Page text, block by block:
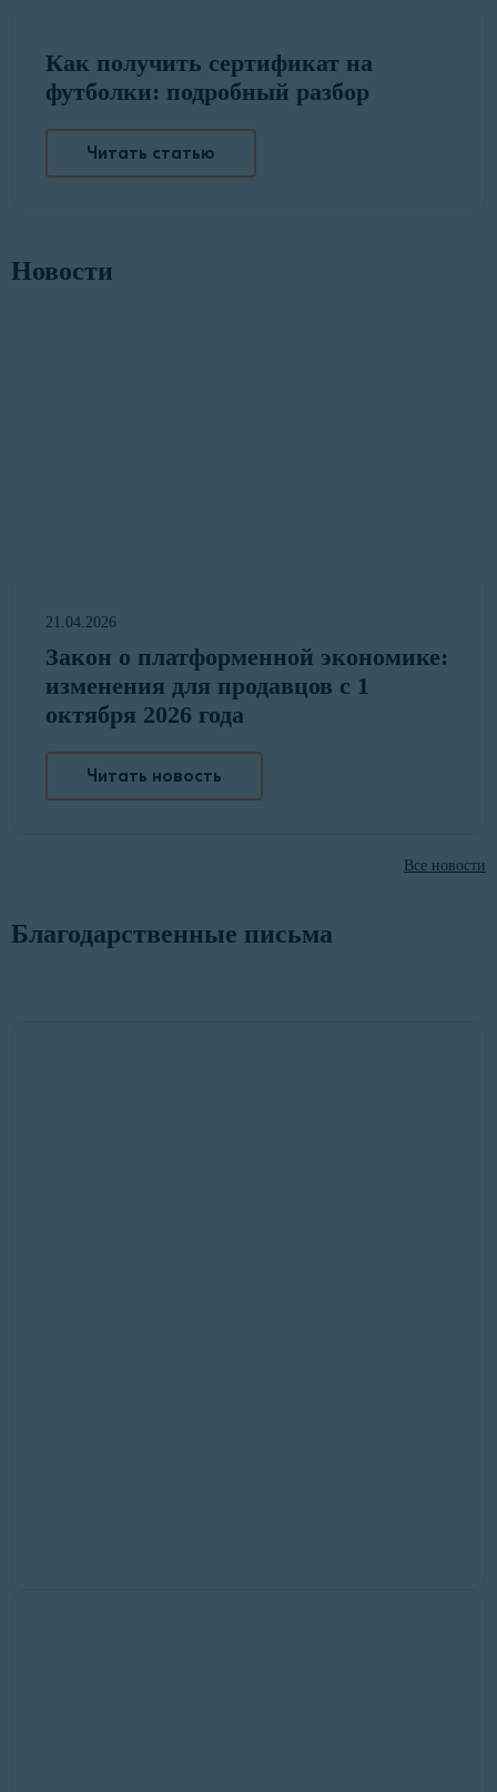
Как получить сертификат на
футболки: подробный разбор
Читать статью
Новости
21.04.2026
Закон о платформенной экономике:
изменения для продавцов с 1
октября 2026 года
Читать новость
Все новости
Благодарственные письма